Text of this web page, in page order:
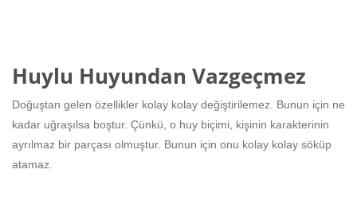
Türk Tarihi & Kültürü
Edebiyat
Eğitim
Duvar Yazıları
Hızlı Okuma Testi
Huylu Huyundan Vazgeçmez
Doğuştan gelen özellikler kolay kolay değiştirilemez. Bunun için ne
kadar uğraşılsa boştur. Çünkü, o huy biçimi, kişinin karakterinin
ayrılmaz bir parçası olmuştur. Bunun için onu kolay kolay söküp
atamaz.